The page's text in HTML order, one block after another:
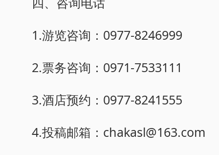
1.游览咨询：0977-8246999
2.票务咨询：0971-7533111
3.酒店预约：0977-8241555
4.投稿邮箱：chakasl@163.com